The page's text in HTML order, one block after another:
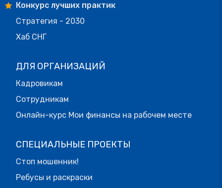
Конкурс лучших практик
Стратегия - 2030
Хаб СНГ
ДЛЯ ОРГАНИЗАЦИЙ
Кадровикам
Сотрудникам
Онлайн-курс Мои финансы на рабочем месте
СПЕЦИАЛЬНЫЕ ПРОЕКТЫ
Стоп мошенник!
Ребусы и раскраски